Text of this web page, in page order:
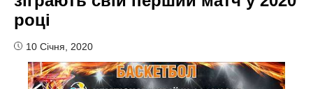
році
10 Січня, 2020